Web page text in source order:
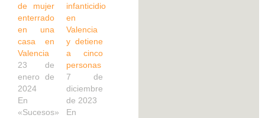
de mujer
enterrado
en una
casa en
Valencia
23 de
enero de
2024
En
«Sucesos»
infanticidio
en
Valencia
y detiene
a cinco
personas
7 de
diciembre
de 2023
En